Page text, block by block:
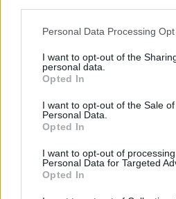
Please note that this website/app
not limited to your visit or usage
grant or deny consent to Google
use your data for below specified
consent section.
Personal Data Processing
I want to opt-out of the
personal data.
Opted In
I want to opt-out of the Sale
Personal Data.
Opted In
I want to opt-out of
Personal Data for Targeted
Opted In
VAGY